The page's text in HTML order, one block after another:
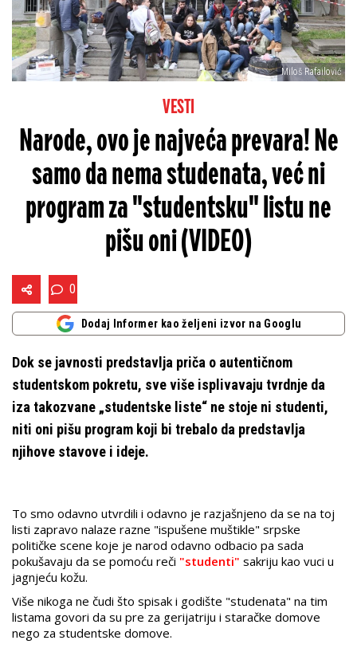
Miloš Rafailović
VESTI
Narode, ovo je najveća prevara! Ne
samo da nema studenata, već ni
program za "studentsku" listu ne
pišu oni (VIDEO)
0
Dodaj Informer kao željeni izvor na Googlu
Dok se javnosti predstavlja priča o autentičnom
studentskom pokretu, sve više isplivavaju tvrdnje da
iza takozvane „studentske liste“ ne stoje ni studenti,
niti oni pišu program koji bi trebalo da predstavlja
njihove stavove i ideje.
To smo odavno utvrdili i odavno je razjašnjeno da se na toj
listi zapravo nalaze razne "ispušene muštikle" srpske
političke scene koje je narod odavno odbacio pa sada
pokušavaju da se pomoću reči "studenti" sakriju kao vuci u
jagnjeću kožu.
Više nikoga ne čudi što spisak i godište "studenata" na tim
listama govori da su pre za gerijatriju i staračke domove
nego za studentske domove.